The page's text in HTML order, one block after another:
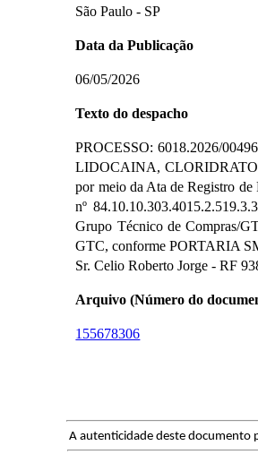
São Paulo - SP
Data da Publicação
06/05/2026
Texto do despacho
PROCESSO: 6018.2026/
LIDOCAINA,
por meio da Ata de Registro
nº
Grupo Técnico de Compras/
GTC, conforme PORTARIA
Sr. Celio Roberto Jorge - RF
Arquivo (Número do
155678306
A autenticidade deste